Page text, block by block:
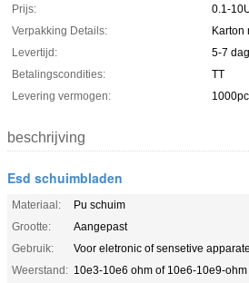
Prijs:
0.1-
Verpakking Details:
Karton
Levertijd:
5-7
Betalingscondities:
TT
Levering vermogen:
beschrijving
Esd schuimbladen
Materiaal:
Pu schuim
Grootte:
Aangepast
Gebruik:
Voor eletronic of sensetive
Weerstand: 10e3-10e6 ohm of 10e6-10e9-ohm